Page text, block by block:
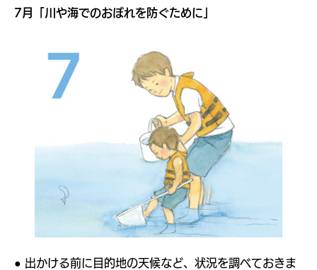
7月「川や海でのおぼれを防ぐために」
● 出かける前に目的地の天候など、状況を調べておきま